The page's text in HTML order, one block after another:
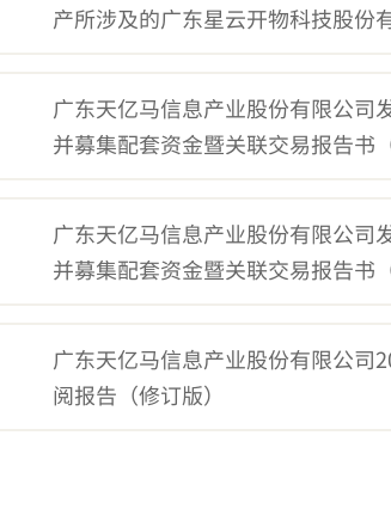
产所涉及的广东星云开物科技股份
广东天亿马信息产业股份有限公司
并募集配套资金暨关联交易报告书
广东天亿马信息产业股份有限公司
并募集配套资金暨关联交易报告书
广东天亿马信息产业股份有限公司
阅报告（修订版）